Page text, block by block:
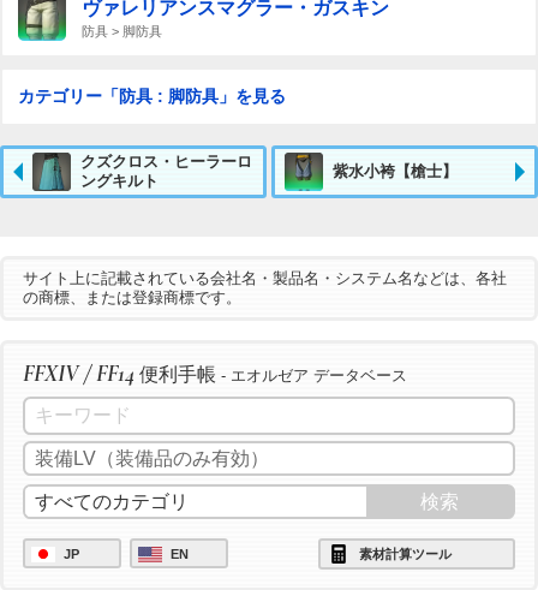
ヴァレリアンスマグラー・ガスキン
防具 > 脚防具
カテゴリー「防具 : 脚防具」を見る
クズクロス・ヒーラーロ
ングキルト
紫水小袴【槍士】
サイト上に記載されている会社名・製品名・システム名などは、各社
の商標、または登録商標です。
FFXIV / FF14 便利手帳 - エオルゼア データベース
JP EN 素材計算ツール